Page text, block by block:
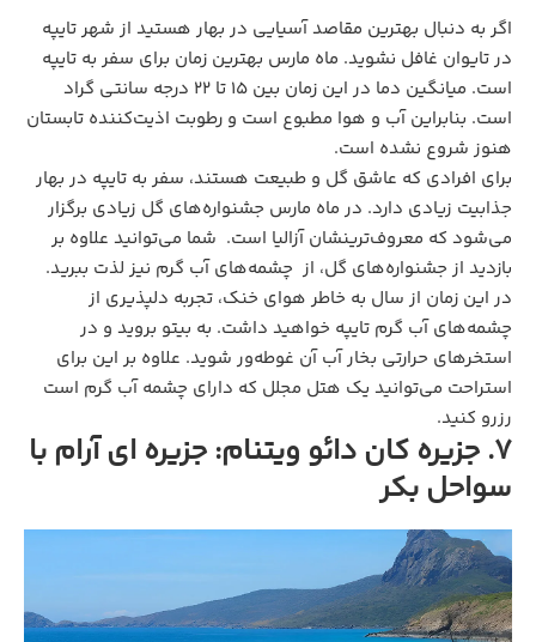
اگر به دنبال بهترین مقاصد آسیایی در بهار هستید از شهر تایپه
در تایوان غافل نشوید. ماه مارس بهترین زمان برای سفر به تایپه
است. میانگین دما در این زمان بین ۱۵ تا ۲۲ درجه سانتی گراد
است. بنابراین آب و هوا مطبوع است و رطوبت اذیت‌کننده تابستان
هنوز شروع نشده است.
برای افرادی که عاشق گل و طبیعت هستند، سفر به تایپه در بهار
جذابیت زیادی دارد. در ماه مارس جشنواره‌های گل زیادی برگزار
می‌شود که معروف‌ترینشان آزالیا است. شما می‌توانید علاوه بر
بازدید از جشنواره‌های گل، از چشمه‌های آب گرم نیز لذت ببرید.
در این زمان از سال به خاطر هوای خنک، تجربه دلپذیری از
چشمه‌های آب گرم تایپه خواهید داشت. به بیتو بروید و در
استخرهای حرارتی بخار آب آن غوطه‌ور شوید. علاوه بر این برای
استراحت می‌توانید یک هتل مجلل که دارای چشمه آب گرم است
رزرو کنید.
7. جزیره‌ کان دائو ویتنام: جزیره‌ ای آرام با
سواحل بکر